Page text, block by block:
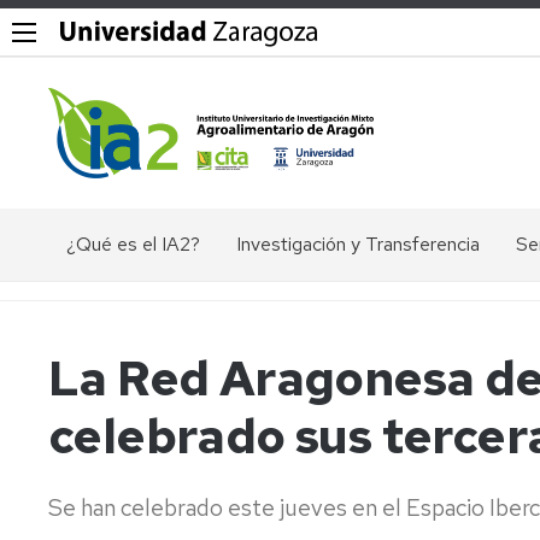
¿Qué es el IA2?
valores
del
Documentos
Investigación y Transferencia
de
investigación
Grupos
La Red Aragonesa
celebrado sus
Se han celebrado este jueves en el Espacio